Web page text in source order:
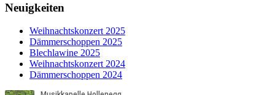
Neuigkeiten
Weihnachtskonzert 2025
Dämmerschoppen 2025
Blechlawine 2025
Weihnachtskonzert 2024
Dämmerschoppen 2024